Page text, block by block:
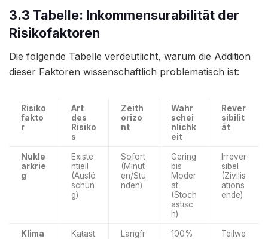
3.3 Tabelle: Inkommensurabilität der
Risikofaktoren
Die folgende Tabelle verdeutlicht, warum die Addition
dieser Faktoren wissenschaftlich problematisch ist:
Risiko
fakto
r
Art
des
Risiko
s
Zeith
orizo
nt
Wahr
schei
nlichk
eit
Rever
sibilit
ät
Nukle
arkrie
g
Existe
ntiell
(Auslö
schun
g)
Sofort
(Minut
en/Stu
nden)
Gering
bis
Moder
at
(Stoch
astisc
h)
Irrever
sibel
(Zivilis
ations
ende)
Klima
Katast
Langfr
100%
Teilwe